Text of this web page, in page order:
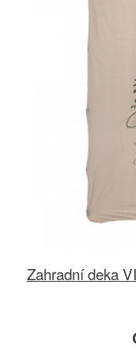
Zahradní deka